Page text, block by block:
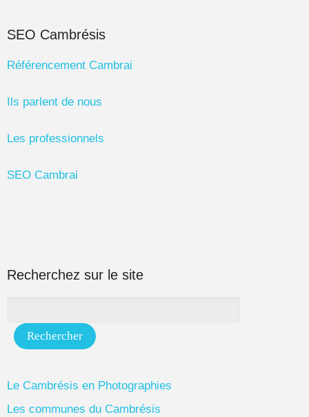
SEO Cambrésis
Référencement Cambrai
Ils parlent de nous
Les professionnels
SEO Cambrai
Recherchez sur le site
Le Cambrésis en Photographies
Les communes du Cambrésis